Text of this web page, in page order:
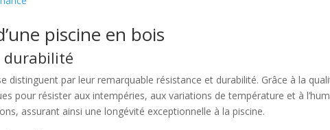
piscine en bois
durabilité
distinguent par leur remarquable résistance et durabilité. Grâce à la
pour résister aux intempéries, aux variations de température et à
assurant ainsi une longévité exceptionnelle à la piscine.